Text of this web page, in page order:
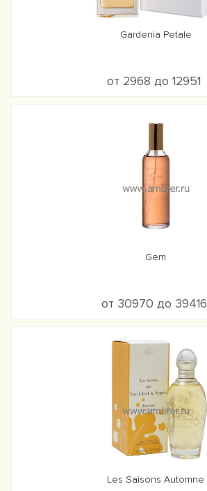
Gardenia Petale
от 2968 до 12951
Gem
от 30970 до 39416
Les Saisons Automne